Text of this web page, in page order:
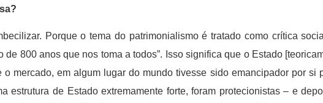
Porque o tema do patrimonialismo é tratado como crítica
800 anos que nos toma a todos”. Isso significa que o Estado
mercado, em algum lugar do mundo tivesse sido emancipador por si
estrutura de Estado extremamente forte, foram protecionistas – e